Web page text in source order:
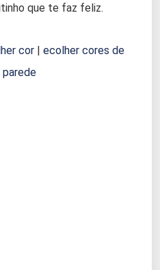
que te faz feliz.
cor | ecolher cores de